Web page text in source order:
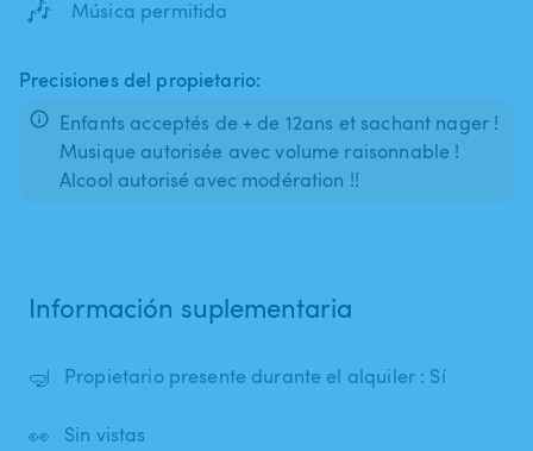
🎶 Música permitida
Precisiones del propietario:
Enfants acceptés de + de 12ans et sachant nager !
Musique autorisée avec volume raisonnable !
Información suplementaria
🤿 Propietario presente durante el alquiler : Sí
👀 Sin vistas